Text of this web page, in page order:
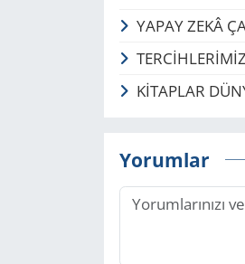
YAPAY ZEKÂ
KİTAPLAR
Yorumlar